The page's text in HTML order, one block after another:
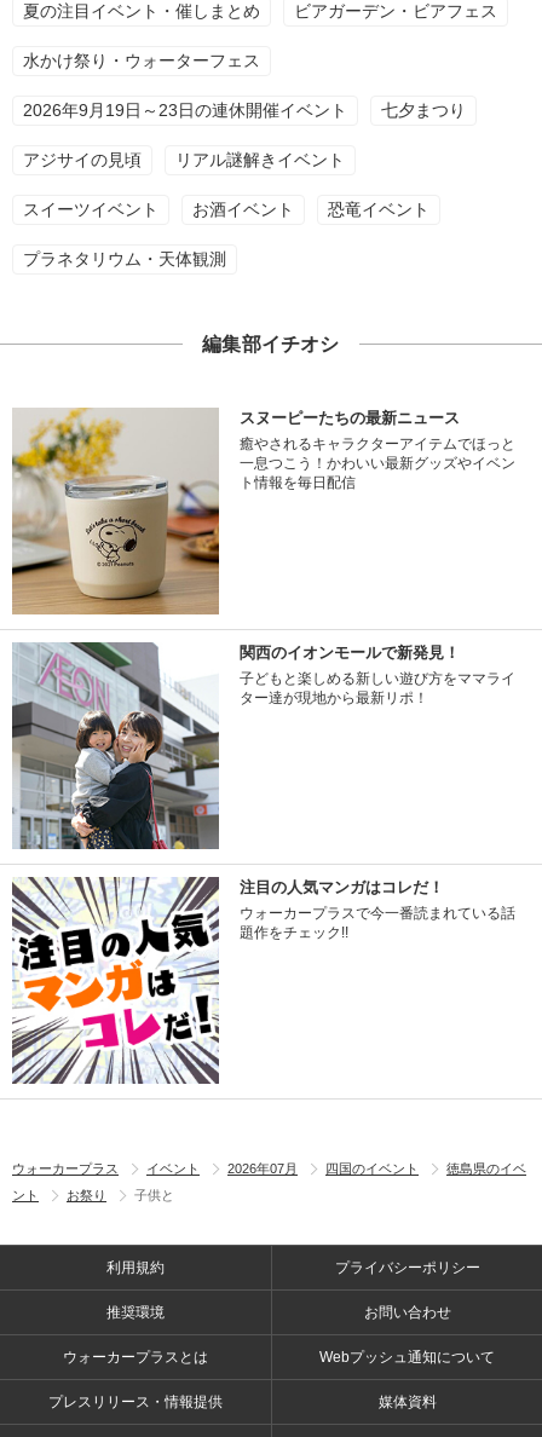
夏の注目イベント・催しまとめ ビアガーデン・ビアフェス
水かけ祭り・ウォーターフェス
2026年9月19日～23日の連休開催イベント 七夕まつり
アジサイの見頃 リアル謎解きイベント
スイーツイベント お酒イベント 恐竜イベント
プラネタリウム・天体観測
編集部イチオシ
スヌーピーたちの最新ニュース
癒やされるキャラクターアイテムでほっと
一息つこう！かわいい最新グッズやイベン
ト情報を毎日配信
関西のイオンモールで新発見！
子どもと楽しめる新しい遊び方をママライ
ター達が現地から最新リポ！
注目の人気マンガはコレだ！
ウォーカープラスで今一番読まれている話
題作をチェック!!
ウォーカープラス イベント 2026年07月 四国のイベント
徳島県のイベ
ント
お祭り 子供と
利用規約 プライバシーポリシー
推奨環境 お問い合わせ
ウォーカープラスとは Webプッシュ通知について
プレスリリース・情報提供 媒体資料